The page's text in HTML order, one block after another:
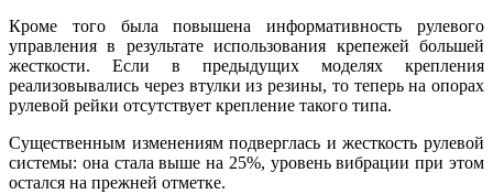
Кроме того была повышена информативность рулевого
управления в результате использования крепежей большей
жесткости. Если в предыдущих моделях крепления
реализовывались через втулки из резины, то теперь на опорах
рулевой рейки отсутствует крепление такого типа.
Существенным изменениям подверглась и жесткость рулевой
системы: она стала выше на 25%, уровень вибрации при этом
остался на прежней отметке.